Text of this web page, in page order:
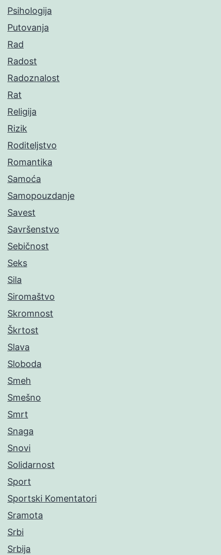
Psihologija
Putovanja
Rad
Radost
Radoznalost
Rat
Religija
Rizik
Roditeljstvo
Romantika
Samoća
Samopouzdanje
Savest
Savršenstvo
Sebičnost
Seks
Sila
Siromaštvo
Skromnost
Škrtost
Slava
Sloboda
Smeh
Smešno
Smrt
Snaga
Snovi
Solidarnost
Sport
Sportski Komentatori
Sramota
Srbi
Srbija